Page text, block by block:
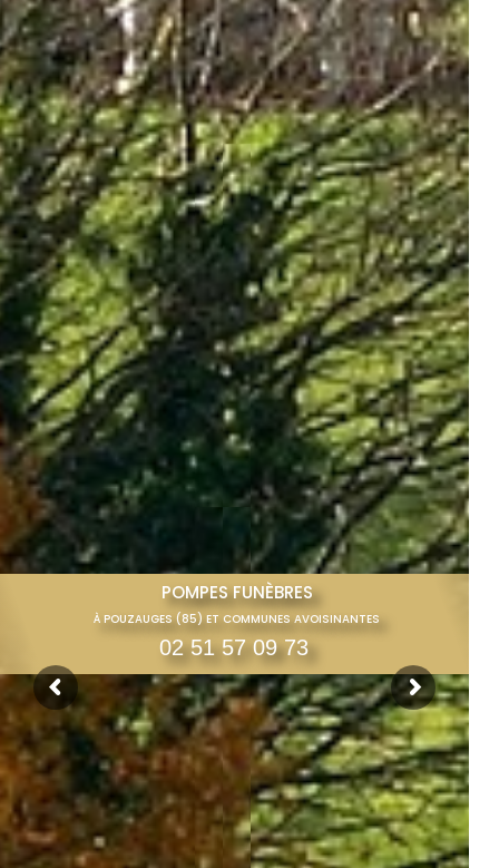
POMPES FUNÈBRES
02 51 57 09 73
À POUZAUGES (85) ET COMMUNES AVOISINANTES